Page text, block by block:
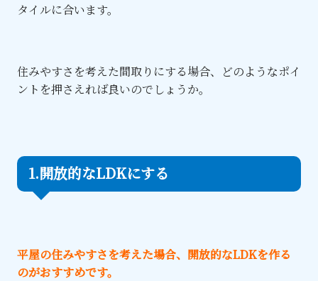
タイルに合います。
住みやすさを考えた間取りにする場合、どのようなポイ
ントを押さえれば良いのでしょうか。
1.開放的なLDKにする
平屋の住みやすさを考えた場合、開放的なLDKを作る
のがおすすめです。